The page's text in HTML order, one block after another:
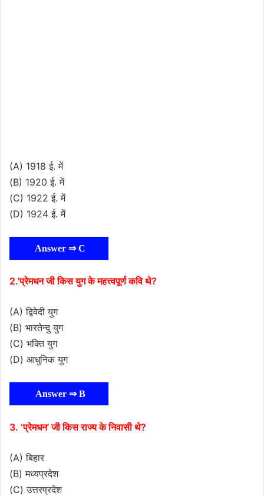
(A) 1918 ई. में
(B) 1920 ई. में
(C) 1922 ई. में
(D) 1924 ई. में
Answer ⇒ C
2.’प्रेमधन जी किस युग के महत्त्वपूर्ण कवि थे?
(A) द्विवेदी युग
(B) भारतेन्दु युग
(C) भक्ति युग
(D) आधुनिक युग
Answer ⇒ B
3. ‘प्रेमधन’ जी किस राज्य के निवासी थे?
(A) बिहार
(B) मध्यप्रदेश
(C) उत्तरप्रदेश